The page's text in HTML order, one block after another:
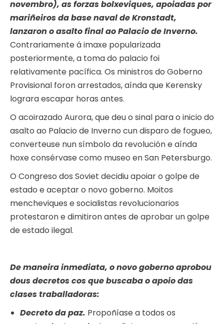
novembro), as forzas bolxeviques, apoiadas por
mariñeiros da base naval de Kronstadt,
lanzaron o asalto final ao Palacio de Inverno.
Contrariamente á imaxe popularizada
posteriormente, a toma do palacio foi
relativamente pacífica. Os ministros do Goberno
Provisional foron arrestados, aínda que Kerensky
lograra escapar horas antes.
O acoirazado Aurora, que deu o sinal para o inicio do
asalto ao Palacio de Inverno cun disparo de fogueo,
converteuse nun símbolo da revolución e aínda
hoxe consérvase como museo en San Petersburgo.
O Congreso dos Soviet decidiu apoiar o golpe de
estado e aceptar o novo goberno. Moitos
mencheviques e socialistas revolucionarios
protestaron e dimitiron antes de aprobar un golpe
de estado ilegal.
De maneira inmediata, o novo goberno aprobou
dous decretos cos que buscaba o apoio das
clases traballadoras:
Decreto da paz. Propoñíase a todos os